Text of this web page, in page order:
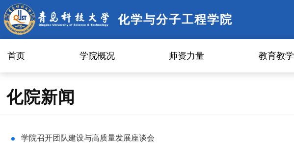
化学与分子工程学院
首页 学院概况 师资力量 教育教学
化院新闻
学院召开团队建设与高质量发展座谈会